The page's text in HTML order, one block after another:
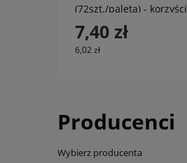
(72szt./paleta) - korzyści
7,40 zł
6,02 zł
Producenci
Wybierz producenta